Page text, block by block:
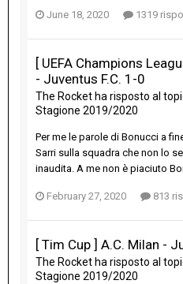
June 18, 2020 1319
[ UEFA Champions
- Juventus F.C. 1-0
The Rocket ha risposto al
Stagione 2019/2020
Per me le parole di Bonucci a
Sarri sulla squadra che non lo
inaudita. A me non è piaciuto
February 27, 2020 813
[ Tim Cup ] A.C. Milan -
The Rocket ha risposto al
Stagione 2019/2020